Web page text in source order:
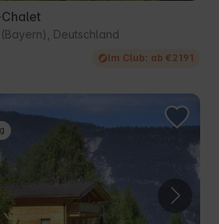
Deutschland
Im Club: ab €2191